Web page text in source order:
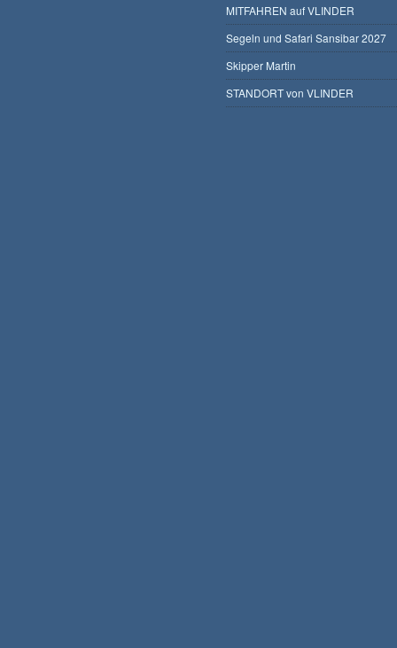
MITFAHREN auf VLINDER
Segeln und Safari Sansibar 2027
Skipper Martin
STANDORT von VLINDER